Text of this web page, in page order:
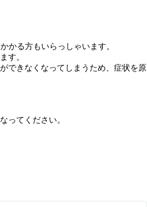
かる方もいらっしゃいます。
す。
できなくなってしまうため、症状を原
ってください。